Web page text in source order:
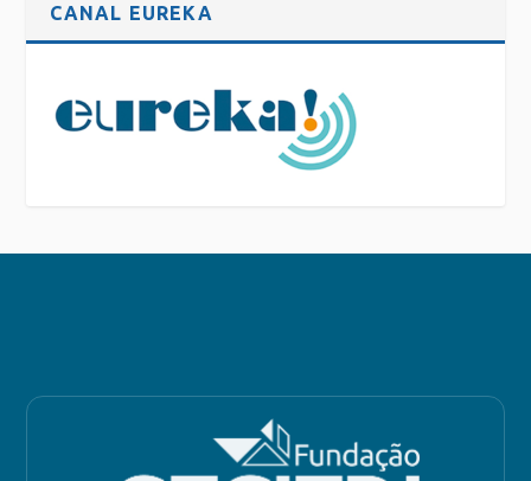
CANAL EUREKA